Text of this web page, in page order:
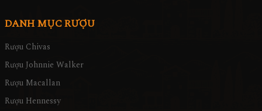
DANH MỤC RƯỢU
Rượu Chivas
Rượu Johnnie Walker
Rượu Macallan
Rượu Hennessy